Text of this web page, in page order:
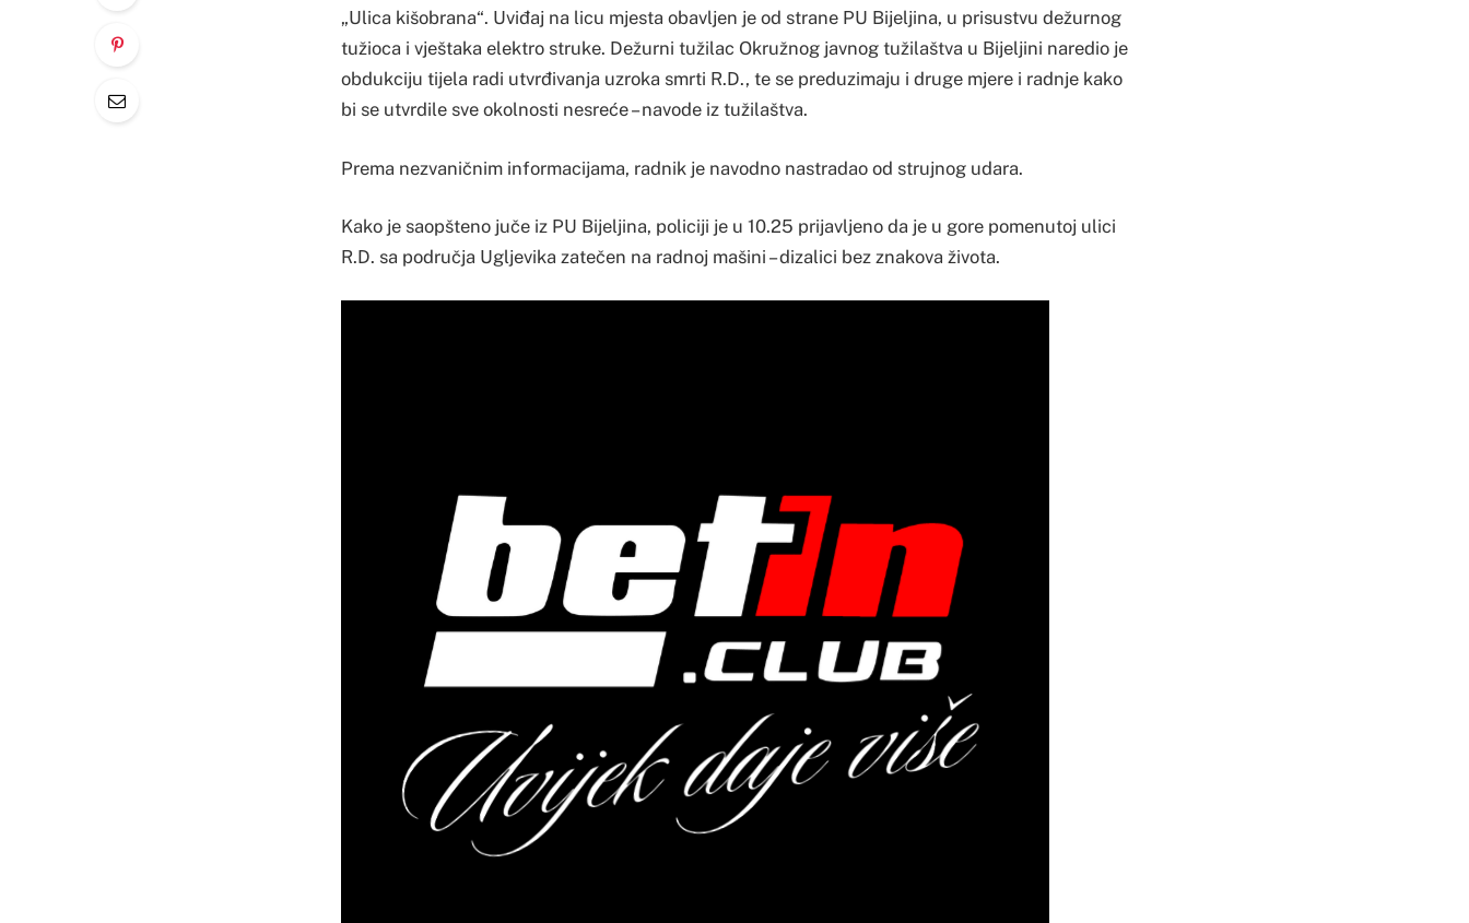
„Ulica kišobrana“. Uviđaj na licu mjesta obavljen je od strane PU Bijeljina, u prisustvu dežurnog
tužioca i vještaka elektro struke. Dežurni tužilac Okružnog javnog tužilaštva u Bijeljini naredio je
obdukciju tijela radi utvrđivanja uzroka smrti R.D., te se preduzimaju i druge mjere i radnje kako
bi se utvrdile sve okolnosti nesreće – navode iz tužilaštva.
Prema nezvaničnim informacijama, radnik je navodno nastradao od strujnog udara.
Kako je saopšteno juče iz PU Bijeljina, policiji je u 10.25 prijavljeno da je u gore pomenutoj ulici
R.D. sa područja Ugljevika zatečen na radnoj mašini – dizalici bez znakova života.